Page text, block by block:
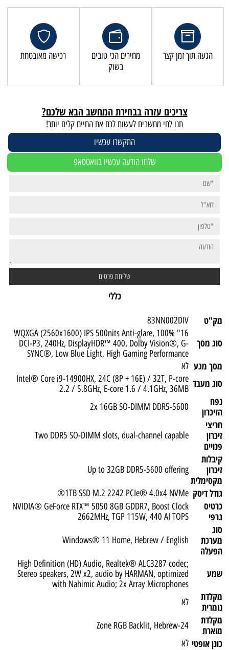
הגעה תוך זמן קצר
מחירים הכי טובים
בשוק
רכישה מאובטחת
צריכים עזרה בבחירת המחשב הבא שלכם?
תנו לחי מחשבים לעשות לכם את החיים קלים יותר!
התקשרו עכשיו
שלחו הודעה עכשיו בוואטסאפ
כללי
מק"ט
83NN002DIV
סוג מסך
16" WQXGA (2560x1600) IPS 500nits Anti-glare, 100%
DCI-P3, 240Hz, DisplayHDR™ 400, Dolby Vision®, G-
SYNC®, Low Blue Light, High Gaming Performance
מסך מגע לא
סוג מעבד Intel® Core i9-14900HX, 24C (8P + 16E) / 32T, P-core
2.2 / 5.8GHz, E-core 1.6 / 4.1GHz, 36MB
נפח
הזיכרון
2x 16GB SO-DIMM DDR5-5600
חריצי
זיכרון
פנויים
Two DDR5 SO-DIMM slots, dual-channel capable
קיבלות
זיכרון
מקסימלית
Up to 32GB DDR5-5600 offering
גודל דיסק 1TB SSD M.2 2242 PCIe® 4.0x4 NVMe®
כרטיס
גרפי
NVIDIA® GeForce RTX™ 5050 8GB GDDR7, Boost Clock
2662MHz, TGP 115W, 440 AI TOPS
סוג
מערכת
הפעלה
Windows® 11 Home, Hebrew / English
שמע
High Definition (HD) Audio, Realtek® ALC3287 codec;
Stereo speakers, 2W x2, audio by HARMAN, optimized
with Nahimic Audio; 2x Array Microphones
מקלדת
נומרית
לא
מקלדת
מוארת
24-Zone RGB Backlit, Hebrew
כונן אופטי לא